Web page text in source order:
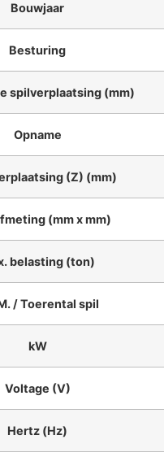
Bouwjaar
Besturing
spilverplaatsing (mm)
Opname
(Z) (mm)
(mm x mm)
belasting (ton)
/ Toerental spil
kW
Voltage (V)
Hertz (Hz)